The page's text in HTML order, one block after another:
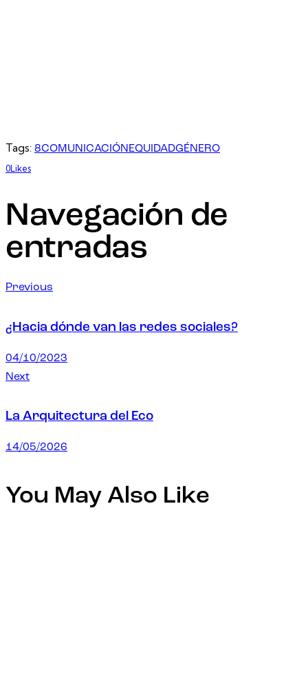
Tags: 8COMUNICACIÓN EQUIDADGÉNERO
0Likes
Navegación de
entradas
Previous
¿Hacia dónde van las redes sociales?
04/10/2023
Next
La Arquitectura del Eco
14/05/2026
You May Also Like